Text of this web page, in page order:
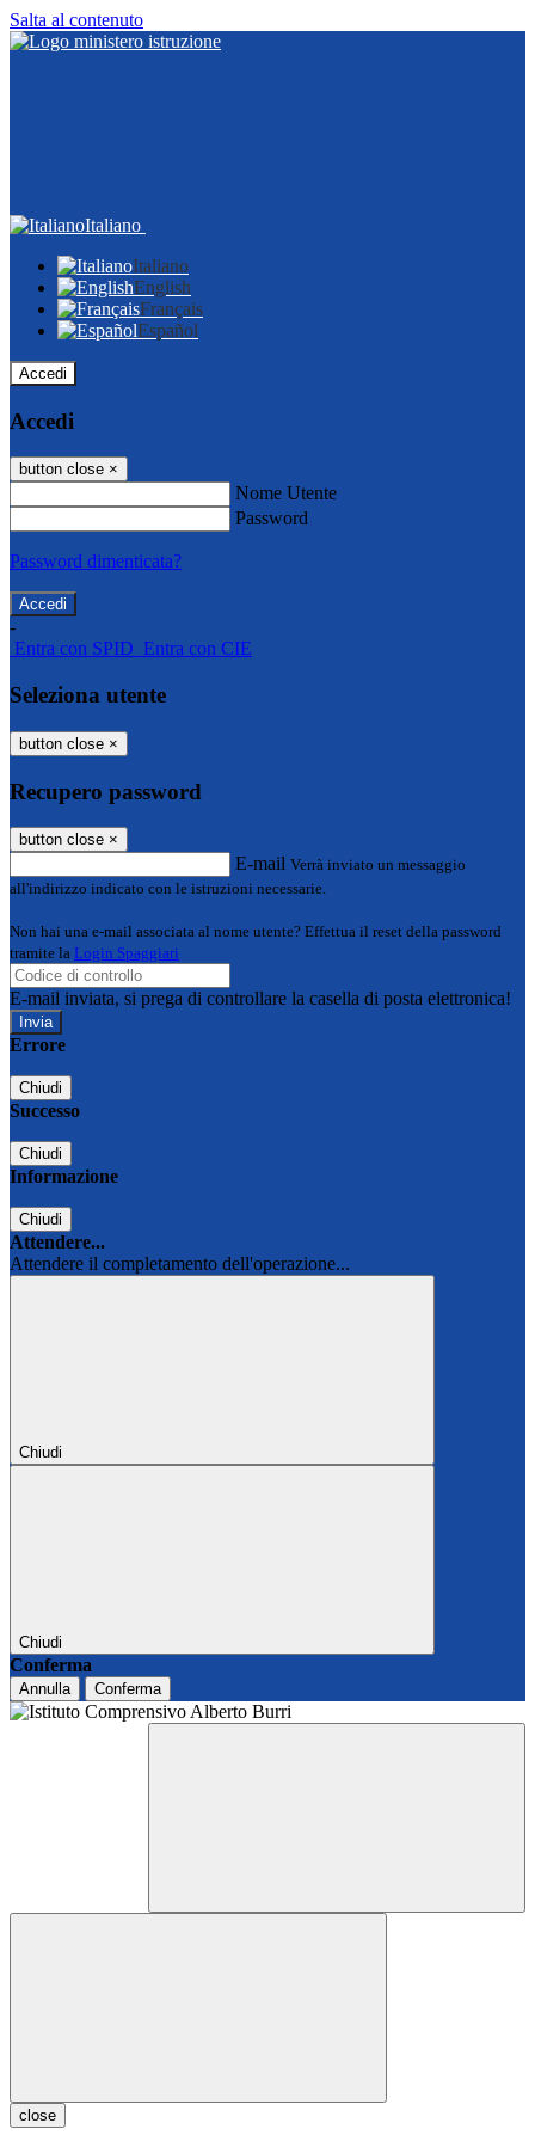
Salta al contenuto
Italiano
Italiano
English
Français
Español
Accedi
Accedi
button close ×
Nome Utente
Password
Password dimenticata?
-
Entra con SPID Entra con CIE
Seleziona utente
button close ×
Recupero password
button close ×
E-mail Verrà inviato un messaggio
all'indirizzo indicato con le istruzioni necessarie.
Non hai una e-mail associata al nome utente? Effettua il reset della password
tramite la Login Spaggiari
E-mail inviata, si prega di controllare la casella di posta elettronica!
Errore
Chiudi
Successo
Chiudi
Informazione
Chiudi
Attendere...
Attendere il completamento dell'operazione...
Chiudi
Chiudi
Conferma
Annulla Conferma
close